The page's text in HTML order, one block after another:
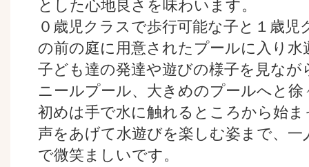
とした心地良さを味わいます。
０歳児クラスで歩行可能な子と１歳
の前の庭に用意されたプールに入り水
子ども達の発達や遊びの様子を見なが
ニールプール、大きめのプールへと
初めは手で水に触れるところから始
声をあげて水遊びを楽しむ姿まで、一
で微笑ましいです。